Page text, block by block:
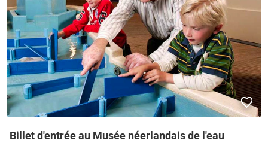
Billet d'entrée au Musée néerlandais de l'eau